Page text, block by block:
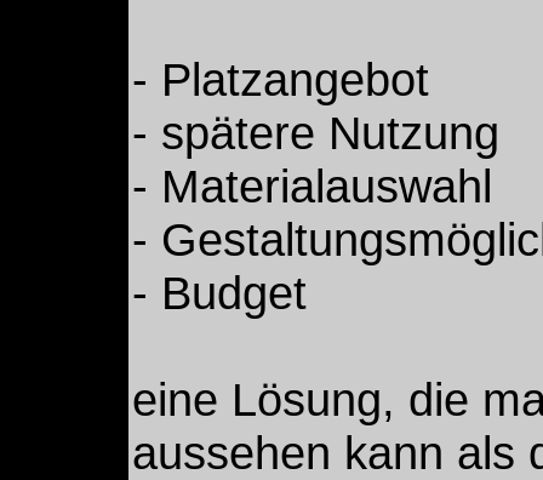
- Platzangebot
- spätere Nutzung
- Materialauswahl
-
- Budget
eine Lösung, die
aussehen kann als